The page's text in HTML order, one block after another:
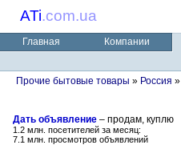
ATi.com.ua
Главная Компании
Прочие бытовые товары » Россия »
Дать объявление – продам, куплю
1.2 млн. посетителей за месяц:
7.1 млн. просмотров объявлений